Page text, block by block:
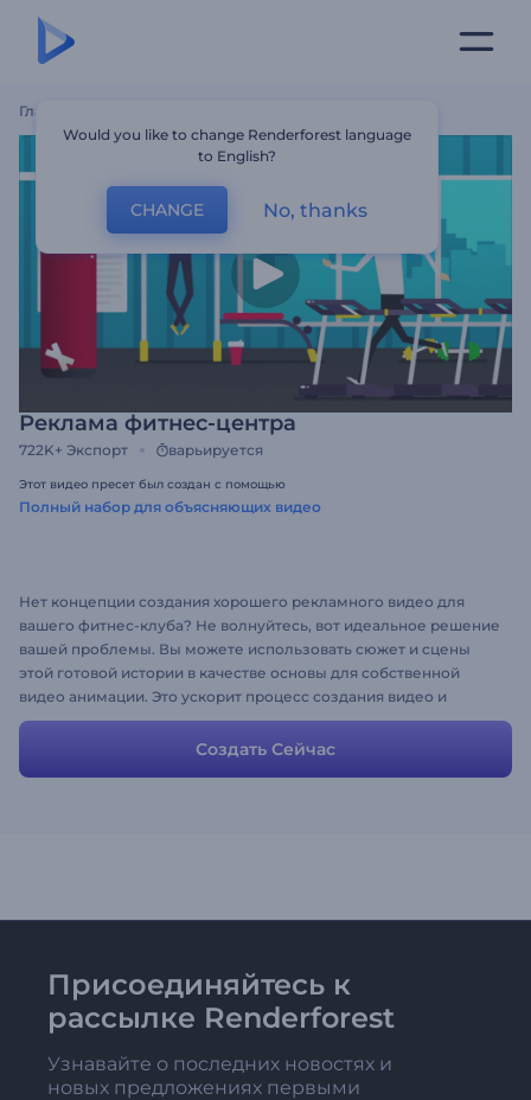
Главная
Реклама фитнес-центра
722K+ Экспорт варьируется
Этот видео пресет был создан с помощью
Полный набор для объясняющих видео
Нет концепции создания хорошего рекламного видео для
вашего фитнес-клуба? Не волнуйтесь, вот идеальное решение
вашей проблемы. Вы можете использовать сюжет и сцены
этой готовой истории в качестве основы для собственной
видео анимации. Это ускорит процесс создания видео и
расскажет историю вашей фитнес-компании наилучшим
образом. Все сцены настраиваются, вы можете изменять их
столько раз сколько необходимо.
Создать Сейчас
Присоединяйтесь к
рассылке Renderforest
Узнавайте о последних новостях и
новых предложениях первыми
Would you like to change Renderforest language
to English?
CHANGE No, thanks